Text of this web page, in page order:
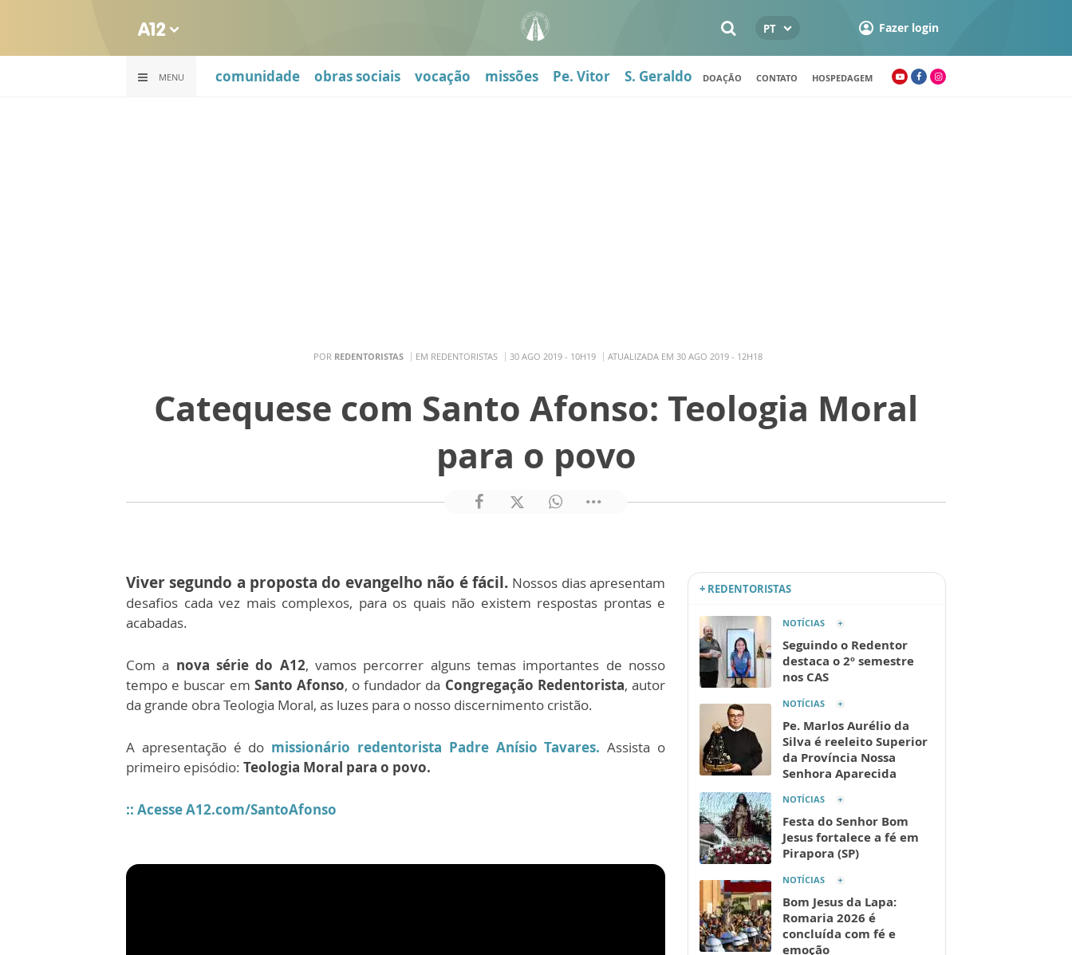
PT Fazer login
MENU comunidade obras sociais vocação missões Pe. Vitor S. Geraldo DOAÇÃO CONTATO HOSPEDAGEM
POR REDENTORISTAS EM REDENTORISTAS 30 AGO 2019 - 10H19 ATUALIZADA EM 30 AGO 2019 - 12H18
Catequese com Santo Afonso: Teologia Moral
para o povo
Viver segundo a proposta do evangelho não é fácil. Nossos dias apresentam
desafios cada vez mais complexos, para os quais não existem respostas prontas e
acabadas.
Com a nova série do A12, vamos percorrer alguns temas importantes de nosso
tempo e buscar em Santo Afonso, o fundador da Congregação Redentorista, autor
da grande obra Teologia Moral, as luzes para o nosso discernimento cristão.
A apresentação é do missionário redentorista Padre Anísio Tavares. Assista o
primeiro episódio: Teologia Moral para o povo.
:: Acesse A12.com/SantoAfonso
+ REDENTORISTAS
NOTÍCIAS
Seguindo o Redentor
destaca o 2º semestre
nos CAS
NOTÍCIAS
Pe. Marlos Aurélio da
Silva é reeleito Superior
da Província Nossa
Senhora Aparecida
NOTÍCIAS
Festa do Senhor Bom
Jesus fortalece a fé em
Pirapora (SP)
NOTÍCIAS
Bom Jesus da Lapa:
Romaria 2026 é
concluída com fé e
emoção